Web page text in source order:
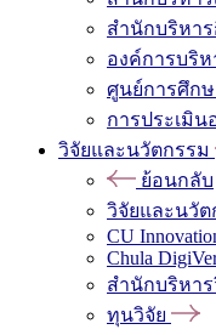
สำนักบริหา
องค์การบริ
ศูนย์การศึกษ
การประเมิน
วิจัยและนวัตกรรม
ย้อนกลับ
วิจัยและนวัต
CU
Chula
สำนักบริหาร
ทุนวิจัย